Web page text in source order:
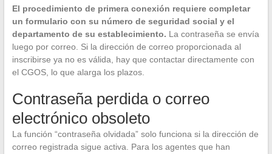
El procedimiento de primera conexión requiere completar
un formulario con su número de seguridad social y el
departamento de su establecimiento. La contraseña se envía
luego por correo. Si la dirección de correo proporcionada al
inscribirse ya no es válida, hay que contactar directamente con
el CGOS, lo que alarga los plazos.
Contraseña perdida o correo
electrónico obsoleto
La función “contraseña olvidada” solo funciona si la dirección de
correo registrada sigue activa. Para los agentes que han